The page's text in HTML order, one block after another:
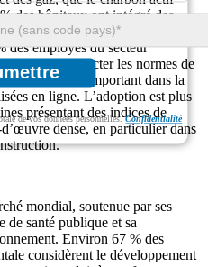
de vos données personnelles.Confidentialité
des hôpitaux ont intégré des
EPI standard. La demande
des employés du secteur
pour respecter les normes de
joue un rôle important dans la
en ligne. L’adoption est plus
présentant des indices de
dense, en particulier dans
mondial, soutenue par ses
de santé publique et sa
Environ 67 % des
considèrent le développement